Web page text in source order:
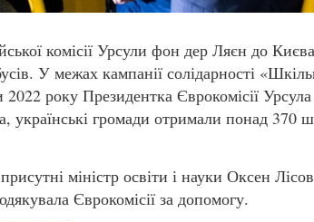
комісії Урсули фон дер Ляєн до
У межах кампанії солідарності
року Президентка Єврокомісії
українські громади отримали понад 370
міністр освіти і науки Оксен
Єврокомісії за допомогу.